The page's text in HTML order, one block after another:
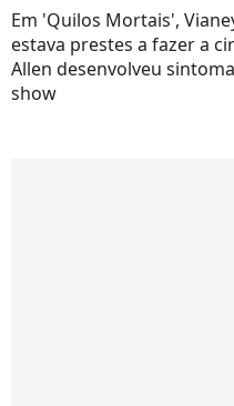
Em 'Quilos Mortais',
estava prestes a fazer a
Allen desenvolveu
show